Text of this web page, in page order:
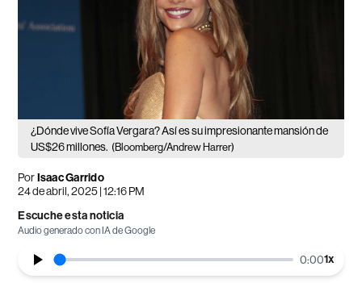
¿Dónde vive Sofía Vergara? Así es su impresionante mansión de
US$26 millones. (Bloomberg/Andrew Harrer)
PorIsaac Garrido
24 de abril, 2025 | 12:16 PM
Escuche esta noticia
Audio generado con IA de Google
0:001x